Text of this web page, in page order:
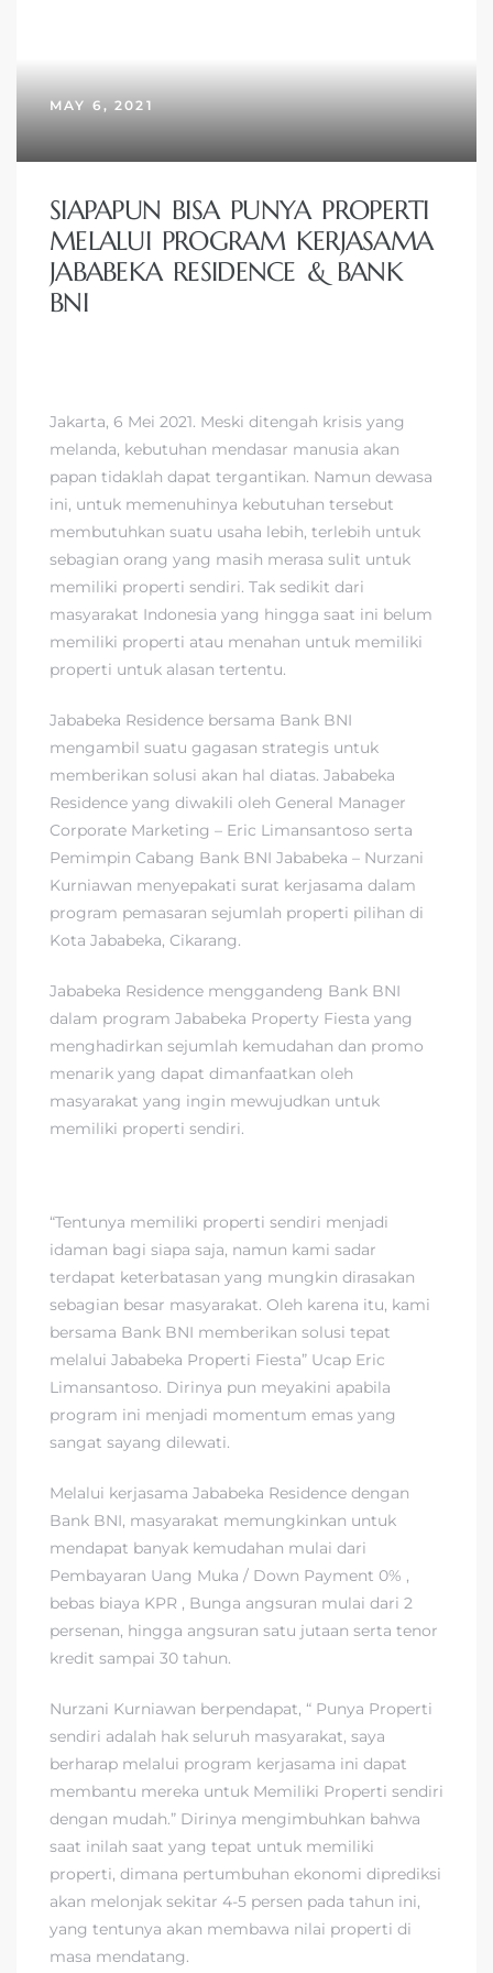
MAY 6, 2021
SIAPAPUN BISA PUNYA PROPERTI
MELALUI PROGRAM KERJASAMA
JABABEKA RESIDENCE & BANK
BNI
Jakarta, 6 Mei 2021. Meski ditengah krisis yang
melanda, kebutuhan mendasar manusia akan
papan tidaklah dapat tergantikan. Namun dewasa
ini, untuk memenuhinya kebutuhan tersebut
membutuhkan suatu usaha lebih, terlebih untuk
sebagian orang yang masih merasa sulit untuk
memiliki properti sendiri. Tak sedikit dari
masyarakat Indonesia yang hingga saat ini belum
memiliki properti atau menahan untuk memiliki
properti untuk alasan tertentu.
Jababeka Residence bersama Bank BNI
mengambil suatu gagasan strategis untuk
memberikan solusi akan hal diatas. Jababeka
Residence yang diwakili oleh General Manager
Corporate Marketing – Eric Limansantoso serta
Pemimpin Cabang Bank BNI Jababeka – Nurzani
Kurniawan menyepakati surat kerjasama dalam
program pemasaran sejumlah properti pilihan di
Kota Jababeka, Cikarang.
Jababeka Residence menggandeng Bank BNI
dalam program Jababeka Property Fiesta yang
menghadirkan sejumlah kemudahan dan promo
menarik yang dapat dimanfaatkan oleh
masyarakat yang ingin mewujudkan untuk
memiliki properti sendiri.
“Tentunya memiliki properti sendiri menjadi
idaman bagi siapa saja, namun kami sadar
terdapat keterbatasan yang mungkin dirasakan
sebagian besar masyarakat. Oleh karena itu, kami
bersama Bank BNI memberikan solusi tepat
melalui Jababeka Properti Fiesta” Ucap Eric
Limansantoso. Dirinya pun meyakini apabila
program ini menjadi momentum emas yang
sangat sayang dilewati.
Melalui kerjasama Jababeka Residence dengan
Bank BNI, masyarakat memungkinkan untuk
mendapat banyak kemudahan mulai dari
Pembayaran Uang Muka / Down Payment 0% ,
bebas biaya KPR , Bunga angsuran mulai dari 2
persenan, hingga angsuran satu jutaan serta tenor
kredit sampai 30 tahun.
Nurzani Kurniawan berpendapat, “ Punya Properti
sendiri adalah hak seluruh masyarakat, saya
berharap melalui program kerjasama ini dapat
membantu mereka untuk Memiliki Properti sendiri
dengan mudah.” Dirinya mengimbuhkan bahwa
saat inilah saat yang tepat untuk memiliki
properti, dimana pertumbuhan ekonomi diprediksi
akan melonjak sekitar 4-5 persen pada tahun ini,
yang tentunya akan membawa nilai properti di
masa mendatang.